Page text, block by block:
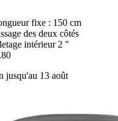
fixe : 150 cm
des deux côtés
intérieur 2 "
jusqu'au 13 août